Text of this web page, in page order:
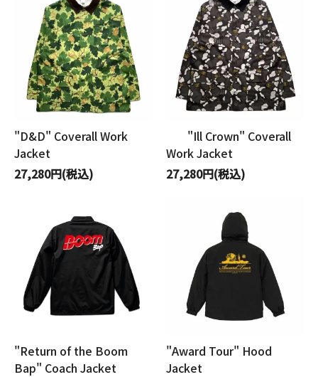
"D&D" Coverall Work
Jacket
27,280円(税込)
"Ill Crown" Coverall
Work Jacket
27,280円(税込)
"Return of the Boom
Bap" Coach Jacket
"Award Tour" Hood
Jacket